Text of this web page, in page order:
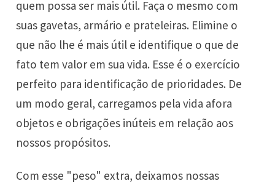
quem possa ser mais útil. Faça o mesmo com
suas gavetas, armário e prateleiras. Elimine o
que não lhe é mais útil e identifique o que de
fato tem valor em sua vida. Esse é o exercício
perfeito para identificação de prioridades. De
um modo geral, carregamos pela vida afora
objetos e obrigações inúteis em relação aos
nossos propósitos.
Com esse "peso" extra, deixamos nossas